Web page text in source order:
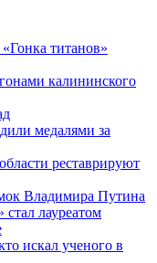
титанов»
калининского
медалями за
реставрируют
Владимира Путина
лауреатом
искал ученого в